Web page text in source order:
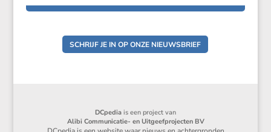
SCHRIJF JE IN OP ONZE NIEUWSBRIEF
DCpedia is een project van
Alibi Communicatie- en Uitgeefprojecten BV